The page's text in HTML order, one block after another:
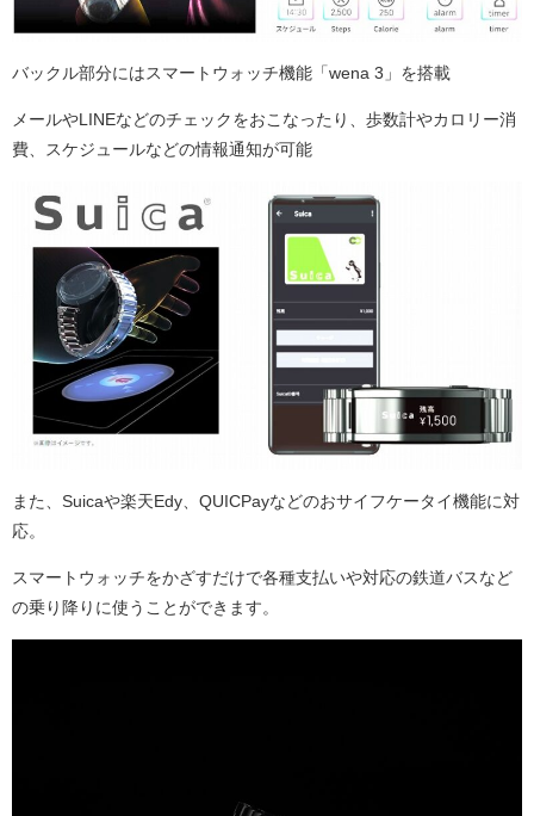
バックル部分にはスマートウォッチ機能「wena 3」を搭載
メールやLINEなどのチェックをおこなったり、歩数計やカロリー消
費、スケジュールなどの情報通知が可能
また、Suicaや楽天Edy、QUICPayなどのおサイフケータイ機能に対
応。
スマートウォッチをかざすだけで各種支払いや対応の鉄道バスなど
の乗り降りに使うことができます。